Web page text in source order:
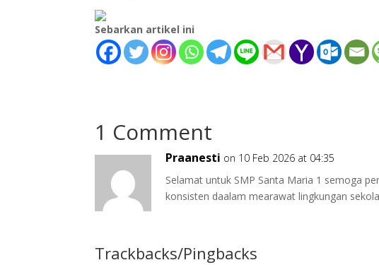
Sebarkan artikel ini
1 Comment
Praanesti on 10 Feb 2026 at 04:35
Selamat untuk SMP Santa Maria 1 semoga
konsisten daalam mearawat lingkungan
Trackbacks/Pingbacks